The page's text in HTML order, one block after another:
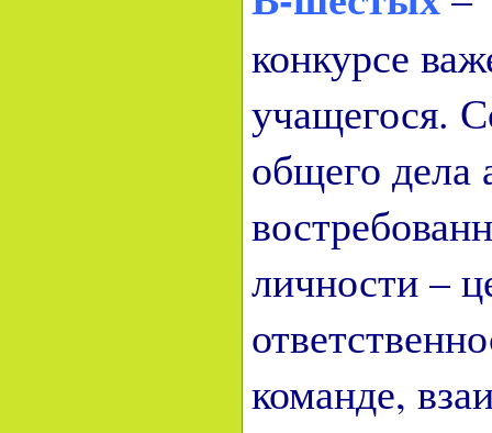
конкурсе
учащегося.
общего дела
личности –
команде,